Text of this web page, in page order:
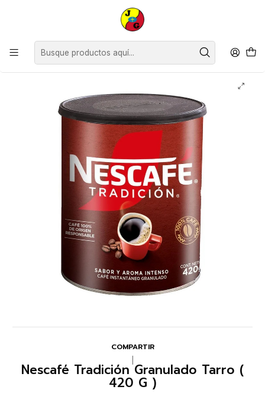
Disponible sólo Retiro en Tienda Osorno.
Despensa
Nescafé Tradición Granulado Tarro ( 420 G )
COMPARTIR
Nescafé Tradición Granulado Tarro (
420 G )